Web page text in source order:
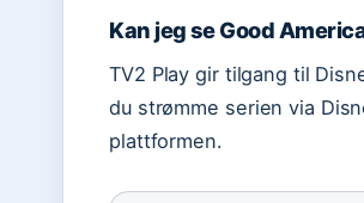
Kan jeg se Good
TV2 Play gir tilgang til
du strømme serien via
plattformen.